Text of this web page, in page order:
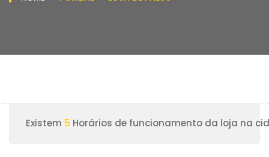
Existem 5 Horários de funcionamento da loja na